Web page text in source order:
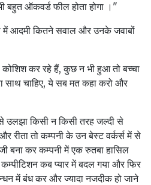
बहुत ऑकवर्ड फील होता होगा ।"
में आदमी कितने सवाल और उनके जवाबों
कोशिश कर रहे हैं, कुछ न भी हुआ तो बच्चा
साथ चाहिए, ये सब मत कहा करो और
उलझा किसी न किसी तरह जल्दी से
रीता तो कम्पनी के उन बेस्ट वर्कर्स में से
बना कर कम्पनी में एक रुतबा हासिल
कब प्यार में बदल गया और फिर
में बंध कर और ज्यादा नजदीक हो जाने